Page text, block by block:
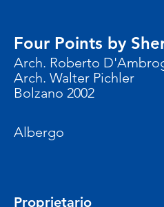
Four Points by
Arch. Roberto
Arch. Walter Pichler
Bolzano 2002
Albergo
Proprietario